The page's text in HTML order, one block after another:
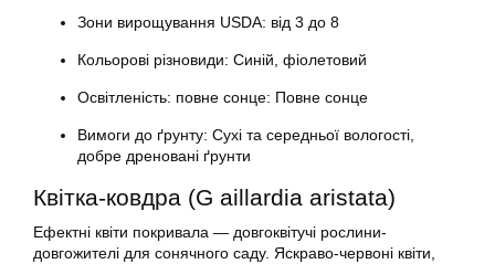
Зони вирощування USDA: від 3 до 8
Кольорові різновиди: Синій, фіолетовий
Освітленість: повне сонце: Повне сонце
Вимоги до ґрунту: Сухі та середньої вологості,
добре дреновані ґрунти
Квітка-ковдра (G aillardia aristata)
Ефектні квіти покривала — довгоквітучі рослини-
довгожителі для сонячного саду. Яскраво-червоні квіти,